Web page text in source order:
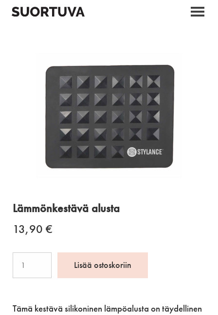
Lämmönkestävä alusta
13,90 €
Lisää ostoskoriin
Tämä kestävä silikoninen lämpöalusta on täydellinen